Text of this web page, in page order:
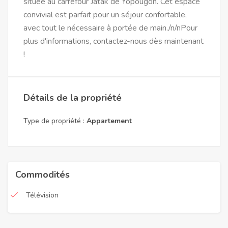
convivial est parfait pour un séjour confortable,
avec tout le nécessaire à portée de main./n/nPour
plus d'informations, contactez-nous dès maintenant
!
Détails de la propriété
Type de propriété : Appartement
Commodités
Télévision